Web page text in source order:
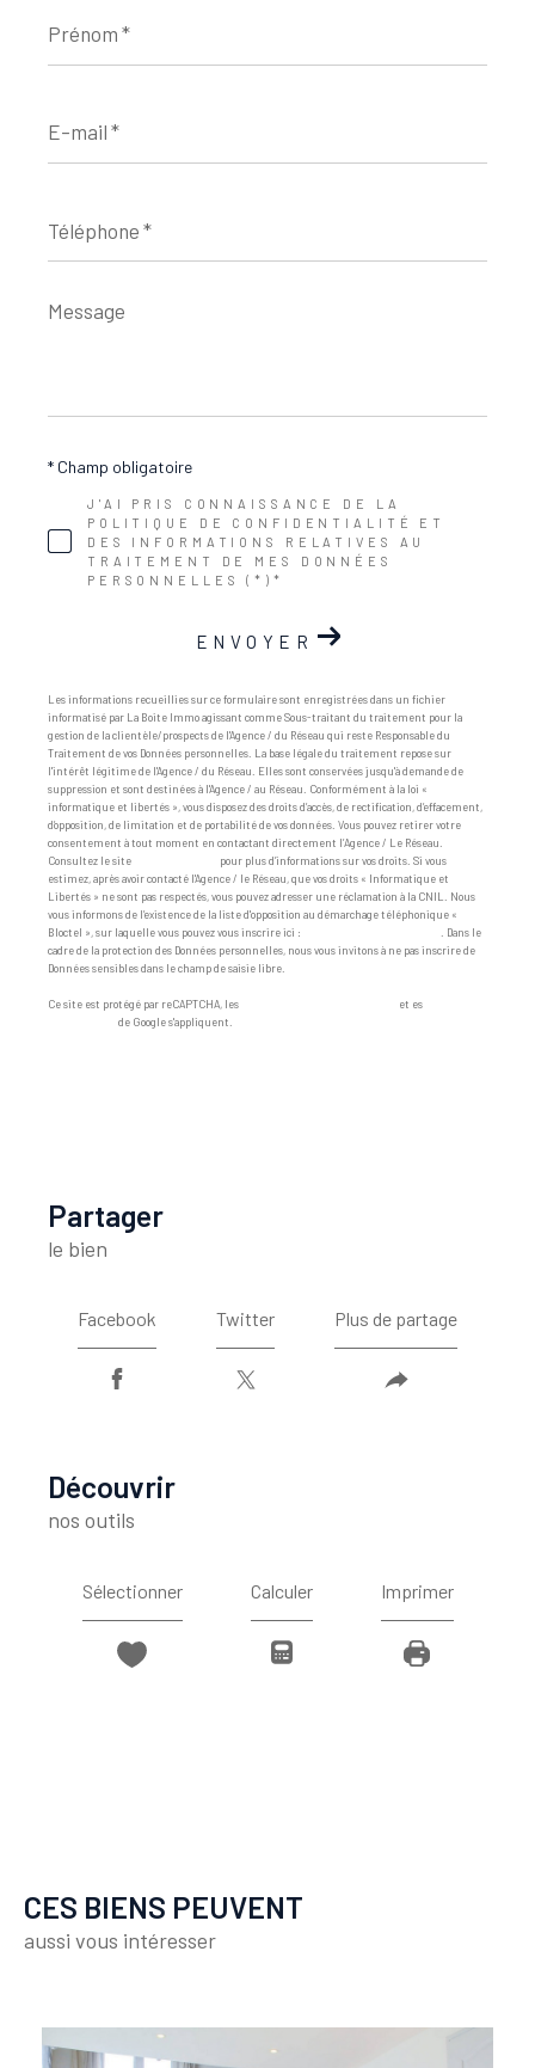
*
mail
*
*
Message
*
J'AI PRIS CONNAISSANCE DE LA
POLITIQUE DE CONFIDENTIALITÉ ET
DES INFORMATIONS RELATIVES AU
TRAITEMENT DE MES DONNÉES
PERSONNELLES (*)*
* Champ obligatoire
ENVOYER
Les informations recueillies sur ce formulaire sont enregistrées dans un fichier
informatisé par La Boite Immo agissant comme Sous-traitant du traitement pour la
gestion de la clientèle/prospects de l'Agence / du Réseau qui reste Responsable du
Traitement de vos Données personnelles. La base légale du traitement repose sur
l'intérêt légitime de l'Agence / du Réseau. Elles sont conservées jusqu'à demande de
suppression et sont destinées à l'Agence / au Réseau. Conformément à la loi «
informatique et libertés », vous disposez des droits d’accès, de rectification, d’effacement,
d’opposition, de limitation et de portabilité de vos données. Vous pouvez retirer votre
consentement à tout moment en contactant directement l’Agence / Le Réseau.
Consultez le site
pour plus d’informations sur vos droits. Si vous
estimez, après avoir contacté l'Agence / le Réseau, que vos droits « Informatique et
Libertés » ne sont pas respectés, vous pouvez adresser une réclamation à la CNIL. Nous
vous informons de l’existence de la liste d'opposition au démarchage téléphonique «
Bloctel », sur laquelle vous pouvez vous inscrire ici :
. Dans le
cadre de la protection des Données personnelles, nous vous invitons à ne pas inscrire de
Données sensibles dans le champ de saisie libre.
Ce site est protégé par reCAPTCHA, les et es
de Google s'appliquent.
partager
le bien
Facebook Twitter Plus de partage
découvrir
nos outils
Sélectionner Calculer Imprimer
CES BIENS PEUVENT
aussi vous intéresser